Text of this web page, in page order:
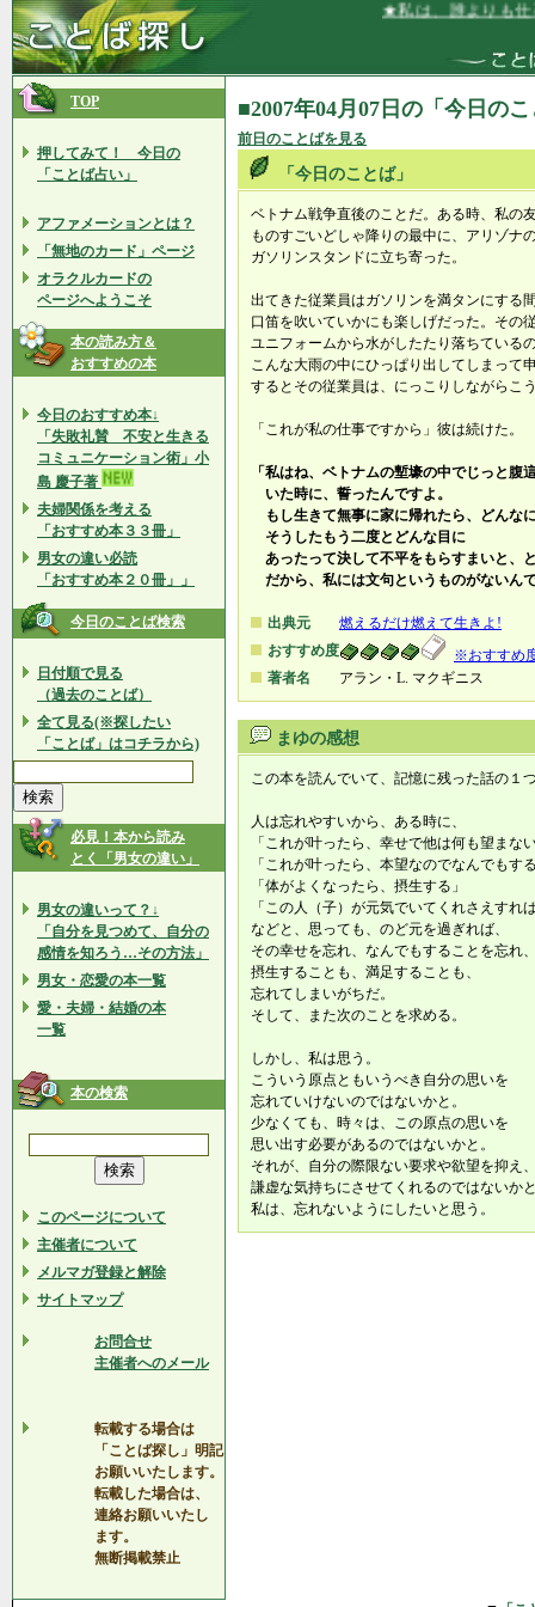
★私は、誰よりも仕
TOP
押してみて！ 今日の
「ことば占い」
アファメーションとは？
「無地のカード」ページ
オラクルカードの
ページへようこそ
本の読み方＆
おすすめの本
今日のおすすめ本↓
「失敗礼賛 不安と生きる
コミュニケーション術」小
島 慶子著
夫婦関係を考える
「おすすめ本３３冊」
男女の違い必読
「おすすめ本２０冊」」
今日のことば検索
日付順で見る
（過去のことば）
全て見る(※探したい
「ことば」はコチラから)
必見！本から読み
とく「男女の違い」
男女の違いって？↓
「自分を見つめて、自分の
感情を知ろう…その方法」
男女・恋愛の本一覧
愛・夫婦・結婚の本
一覧
本の検索
このページについて
主催者について
メルマガ登録と解除
サイトマップ
お問合せ
主催者へのメール
転載する場合は
「ことば探し」明記
お願いいたします。
転載した場合は、
連絡お願いいたし
ます。
無断掲載禁止
■2007年04月07日の「今日の
前日のことばを見る
「今日のことば」
ベトナム戦争直後のことだ。ある時、私の
ものすごいどしゃ降りの最中に、アリゾナ
ガソリンスタンドに立ち寄った。
出てきた従業員はガソリンを満タンにする
口笛を吹いていかにも楽しげだった。その
ユニフォームから水がしたたり落ちている
こんな大雨の中にひっぱり出してしまって
するとその従業員は、にっこりしながらこ
「これが私の仕事ですから」彼は続けた。
「私はね、ベトナムの塹壕の中でじっと腹
いた時に、誓ったんですよ。
もし生きて無事に家に帰れたら、どんな
そうしたもう二度とどんな目に
あったって決して不平をもらすまいと、
だから、私には文句というものがないん
出典元
燃えるだけ燃えて生きよ!
おすすめ度
※おすすめ
著者名
アラン・L. マクギニス
まゆの感想
この本を読んでいて、記憶に残った話の１
人は忘れやすいから、ある時に、
「これが叶ったら、幸せで他は何も望まな
「これが叶ったら、本望なのでなんでもす
「体がよくなったら、摂生する」
「この人（子）が元気でいてくれさえすれ
などと、思っても、のど元を過ぎれば、
その幸せを忘れ、なんでもすることを忘れ
摂生することも、満足することも、
忘れてしまいがちだ。
そして、また次のことを求める。
しかし、私は思う。
こういう原点ともいうべき自分の思いを
忘れていけないのではないかと。
少なくても、時々は、この原点の思いを
思い出す必要があるのではないかと。
それが、自分の際限ない要求や欲望を抑え
謙虚な気持ちにさせてくれるのではないか
私は、忘れないようにしたいと思う。